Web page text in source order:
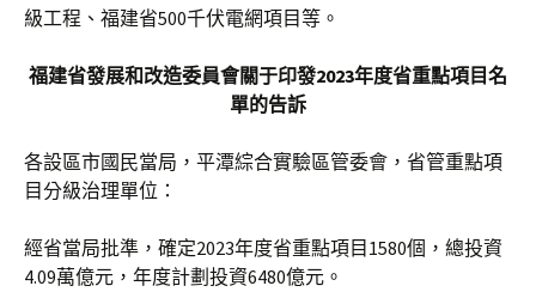
級工程、福建省500千伏電網項目等。
福建省發展和改造委員會關于印發2023年度省重點項目名
單的告訴
各設區市國民當局，平潭綜合實驗區管委會，省管重點項
目分級治理單位：
經省當局批準，確定2023年度省重點項目1580個，總投資
4.09萬億元，年度計劃投資6480億元。